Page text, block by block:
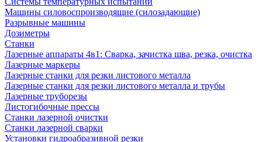
Машины силовоспроизводящие (силозадающие)
Разрывные машины
Дозиметры
Станки
Лазерные аппараты 4в1: Сварка, зачистка шва, резка, очистка
Лазерные маркеры
Лазерные станки для резки листового металла
Лазерные станки для резки листового металла и трубы
Лазерные труборезы
Листогибочные прессы
Станки лазерной очистки
Станки лазерной сварки
Установки гидроабразивной резки